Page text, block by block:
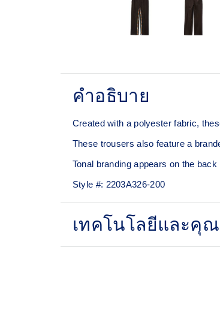
คำอธิบาย
Created with a polyester fabric,
​These trousers also feature a
​Tonal branding appears on the
Style #: 2203A326-200
เทคโนโลยีและคุ